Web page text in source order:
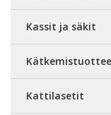
Kassit ja säkit
Kattilasetit